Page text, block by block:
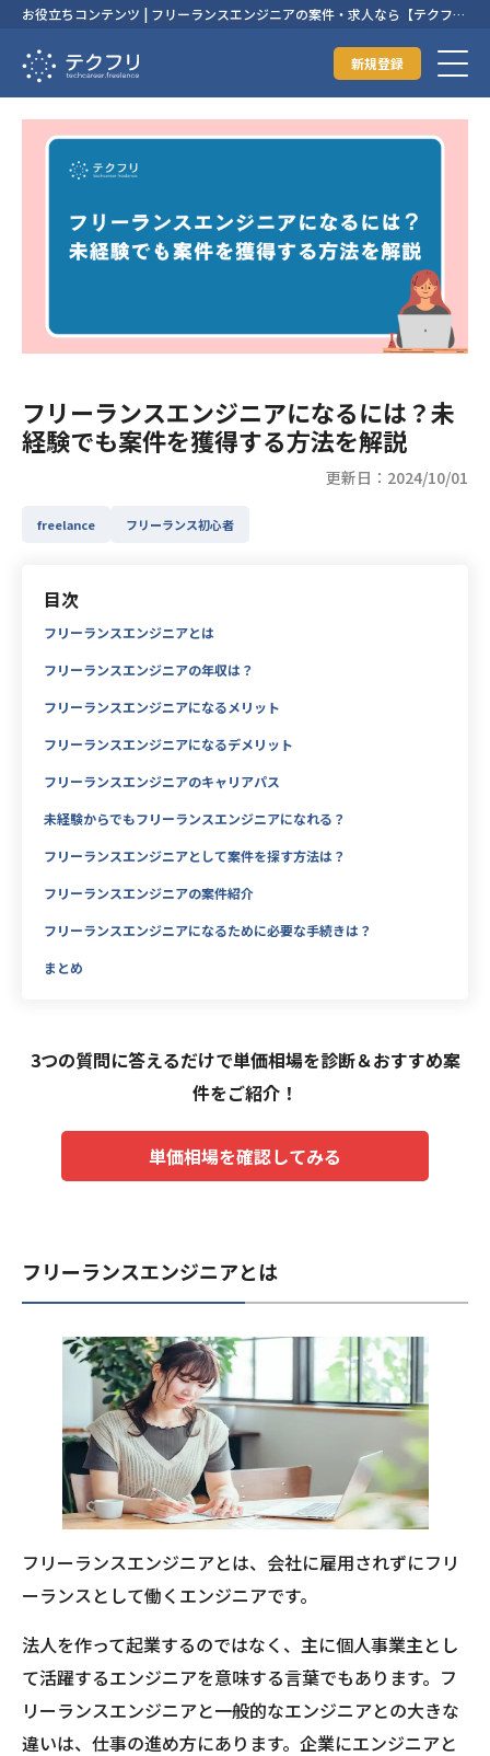
お役立ちコンテンツ | フリーランスエンジニアの案件・求人なら【テクフ
新規登録
フリーランスエンジニアになるには？未
経験でも案件を獲得する方法を解説
更新日：2024/10/01
freelance フリーランス初心者
目次
フリーランスエンジニアとは
フリーランスエンジニアの年収は？
フリーランスエンジニアになるメリット
フリーランスエンジニアになるデメリット
フリーランスエンジニアのキャリアパス
未経験からでもフリーランスエンジニアになれる？
フリーランスエンジニアとして案件を探す方法は？
フリーランスエンジニアの案件紹介
フリーランスエンジニアになるために必要な手続きは？
まとめ
3つの質問に答えるだけで単価相場を診断＆おすすめ案
件をご紹介！
単価相場を確認してみる
フリーランスエンジニアとは
フリーランスエンジニアとは、会社に雇用されずにフリ
ーランスとして働くエンジニアです。
法人を作って起業するのではなく、主に個人事業主とし
て活躍するエンジニアを意味する言葉でもあります。フ
リーランスエンジニアと一般的なエンジニアとの大きな
違いは、仕事の進め方にあります。企業にエンジニアと